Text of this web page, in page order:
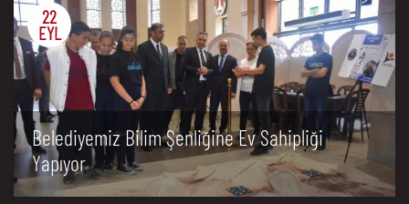
22
EYL
Belediyemiz Bilim Şenliğine Ev Sahipliği
Yapıyor